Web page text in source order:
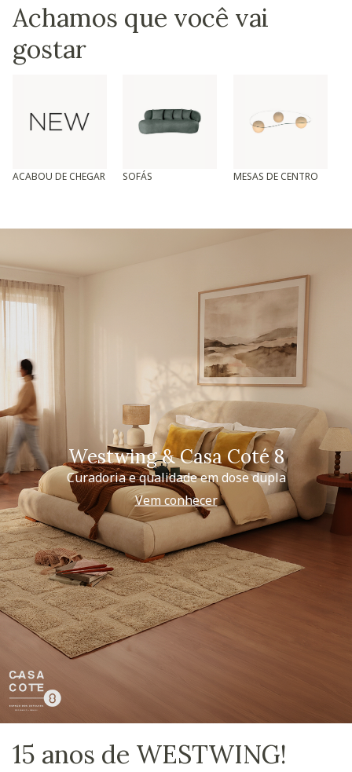
Achamos que você vai
gostar
ACABOU DE CHEGAR SOFÁS MESAS DE CENTRO
Westwing & Casa Coté 8
Curadoria e qualidade em dose dupla
Vem conhecer
15 anos de WESTWING!